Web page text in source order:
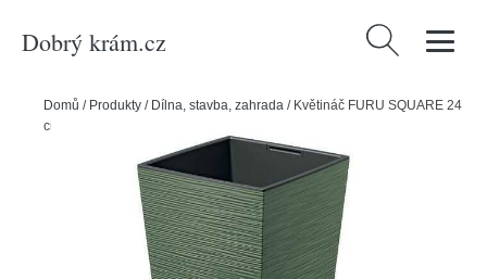
Dobrý krám.cz Vyhledávání
Domů / Produkty / Dílna, stavba, zahrada / Květináč FURU SQUARE 24
cm, khaki